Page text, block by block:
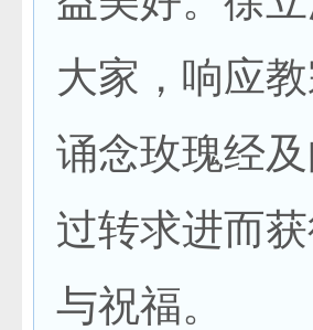
大家，响应
诵念玫瑰经
过转求进而
与祝福。